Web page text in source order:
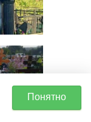
Понятно